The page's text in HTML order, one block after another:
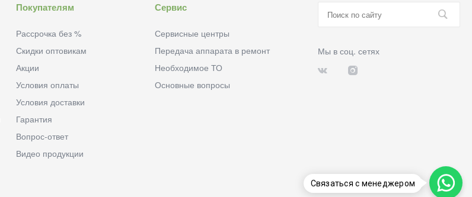
Покупателям
Рассрочка без %
Скидки оптовикам
Акции
Условия оплаты
Условия доставки
Гарантия
Вопрос-ответ
Видео продукции
Сервис
Сервисные центры
Передача аппарата в ремонт
Необходимое ТО
Основные вопросы
Мы в соц. сетях
Связаться с менеджером